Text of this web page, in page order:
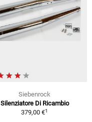
Siebenrock
Silenziatore Di Ricambio
379,00 €1